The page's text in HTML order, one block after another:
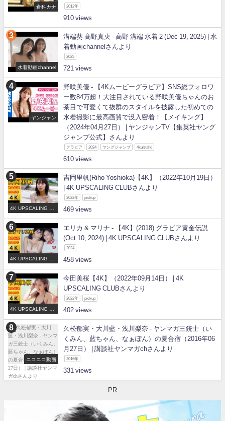
倉科カナ 2012年
910
水着動画channel
溝端葵 髙野真央 - 高野 溝端 水着 2 (Dec 19, 2025) | 水
着動画channelさんより
2025
721
ヤンジャン
野咲美優 - 【4Kムービーグラビア】SNS総フォロワ
ー数84万超！大注目されている野咲美優ちゃんのお
茶目で可愛くて抜群のスタイルを披露した初めての
水着撮影に最高画質で没入密着！【メイキング】
（2024年04月27日） | ヤンジャンTV【集英社ヤング
ジャンプ公式】さんより
グラビア 2024 ヤングジャンプ 4kultrahd
610
4K UPSCALING CL
吉岡里帆(Riho Yoshioka)【4K】（2022年10月19日）
| 4K UPSCALING CLUBさんより
2022年 pickup
469
4K UPSCALING CL
エリカ & マリナ - 【4K】(2018) グラビア黄金伝説
(Oct 10, 2024) | 4K UPSCALING CLUBさんより
2024
458
4K UPSCALING CL
今田美桜【4K】（2022年09月14日） | 4K
UPSCALING CLUBさんより
2022年 pickup
402
ニコニコ動画
久松郁実・大川藍・浅川梨奈 - ヤンマガ三銃士（い
くみん、藍ちゃん、なぁぽん）の夏合宿（2016年06
月27日） | 講談社ヤンマガchさんより
2016年
331
PR